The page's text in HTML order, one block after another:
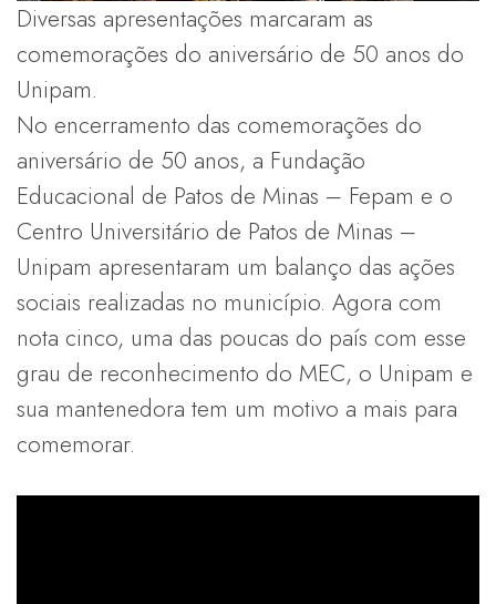
Diversas apresentações marcaram as
comemorações do aniversário de 50 anos do
Unipam.
No encerramento das comemorações do
aniversário de 50 anos, a Fundação
Educacional de Patos de Minas – Fepam e o
Centro Universitário de Patos de Minas –
Unipam apresentaram um balanço das ações
sociais realizadas no município. Agora com
nota cinco, uma das poucas do país com esse
grau de reconhecimento do MEC, o Unipam e
sua mantenedora tem um motivo a mais para
comemorar.